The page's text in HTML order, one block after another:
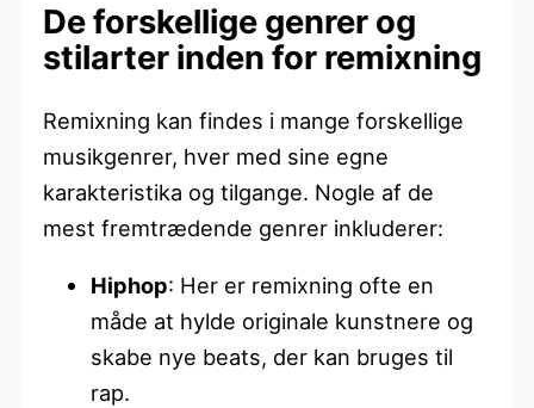
De forskellige genrer og
stilarter inden for remixning
Remixning kan findes i mange forskellige
musikgenrer, hver med sine egne
karakteristika og tilgange. Nogle af de
mest fremtrædende genrer inkluderer:
Hiphop: Her er remixning ofte en
måde at hylde originale kunstnere og
skabe nye beats, der kan bruges til
rap.